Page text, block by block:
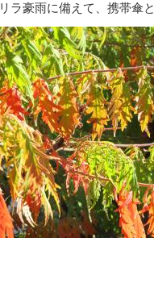
リラ豪雨に備えて、携帯傘